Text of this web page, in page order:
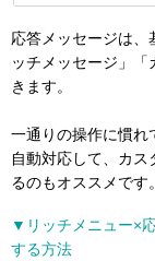
応答メッセージは、
ッチメッセージ」
きます。
一通りの操作に慣れ
自動対応して、カ
るのもオススメです。
▼リッチメニュー×
する方法